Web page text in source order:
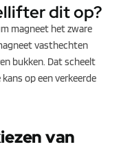
dit op?
magneet het zware
vasthechten
bukken. Dat scheelt
op een verkeerde
van